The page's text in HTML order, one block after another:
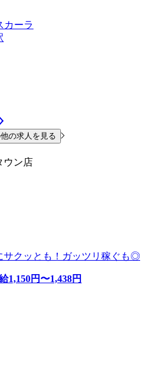
カーラ
の求人を見る
ウン店
サクッとも！ガッツリ稼ぐも◎
1,150円〜1,438円